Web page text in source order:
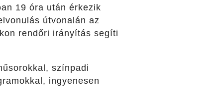
19 óra után érkezik
útvonalán az
rendőri irányítás segíti
színpadi
ingyenesen